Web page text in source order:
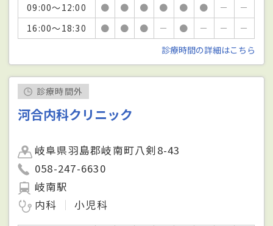
09:00～12:00
● ● ● ● ● ● －
－
16:00～18:30
● ● ● － ● － －
－
診療時間の詳細はこちら
診療時間外
河合内科クリニック
岐阜県羽島郡岐南町八剣8-43
058-247-6630
岐南駅
内科
小児科